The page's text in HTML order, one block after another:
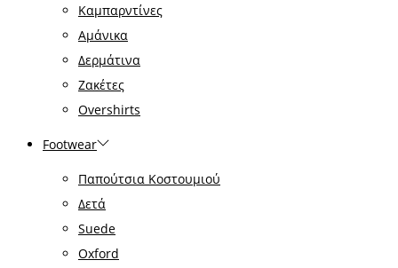
Καμπαρντίνες
Αμάνικα
Δερμάτινα
Ζακέτες
Overshirts
Footwear
Παπούτσια Κοστουμιού
Δετά
Suede
Oxford